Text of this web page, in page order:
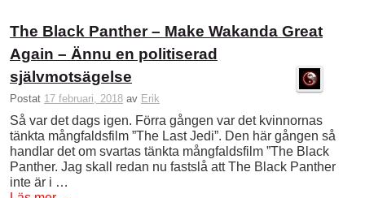
The Black Panther – Make Wakanda Great
Again – Ännu en politiserad
självmotsägelse
Postat 17 februari, 2018 av Erik
Så var det dags igen. Förra gången var det kvinnornas
tänkta mångfaldsfilm ”The Last Jedi”. Den här gången så
handlar det om svartas tänkta mångfaldsfilm ”The Black
Panther. Jag skall redan nu fastslå att The Black Panther
inte är i …